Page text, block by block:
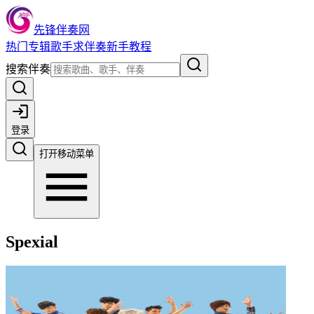
先锋伴奏网
热门 专辑歌手求伴奏新手教程
搜索伴奏
登录
打开移动菜单
Spexial